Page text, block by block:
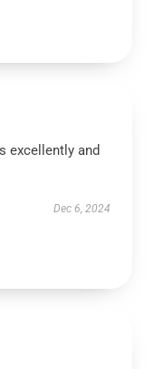
excellently and
Dec 6, 2024